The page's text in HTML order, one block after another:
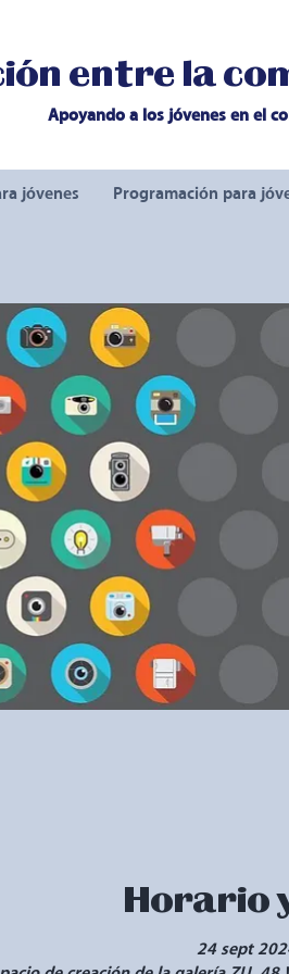
entre la
Apoyando a los jóvenes en el
jóvenes Programación para
Horario
24 sept